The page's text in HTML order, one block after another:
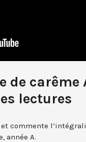
de carême
lectures
commente
année A.